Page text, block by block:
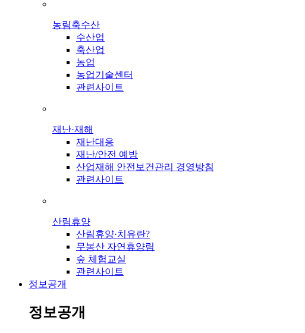
농림축수산
수산업
축산업
농업
농업기술센터
관련사이트
재난·재해
재난대응
재난/안전 예방
산업재해 안전보건관리 경영방침
관련사이트
산림휴양
산림휴양·치유란?
무봉산 자연휴양림
숲 체험교실
관련사이트
정보공개
정보공개